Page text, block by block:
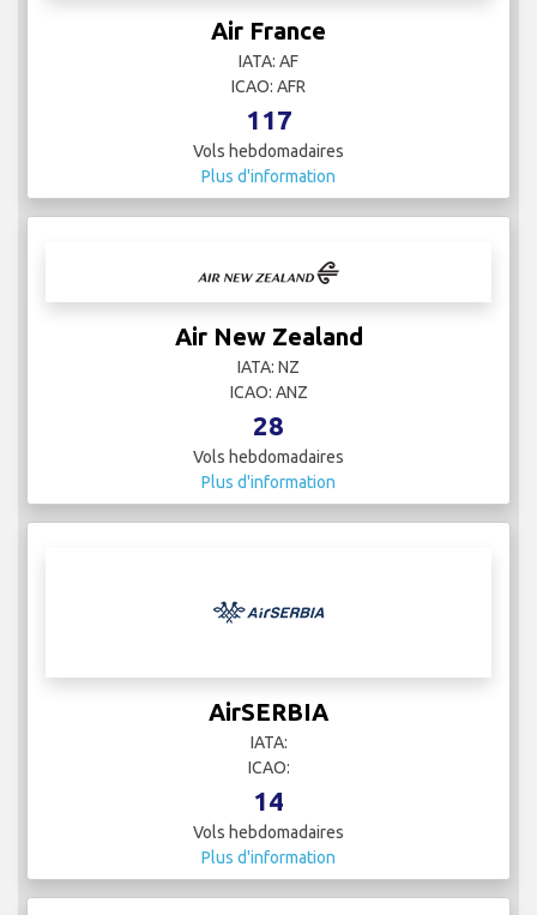
Air France
IATA: AF
ICAO: AFR
117
Vols hebdomadaires
Plus d'information
Air New Zealand
IATA: NZ
ICAO: ANZ
28
Vols hebdomadaires
Plus d'information
AirSERBIA
IATA:
ICAO:
14
Vols hebdomadaires
Plus d'information